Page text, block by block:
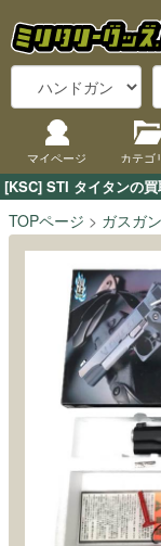
[KSC] STI タイタンの
マイページ カテゴ
TOPページ ガスガン